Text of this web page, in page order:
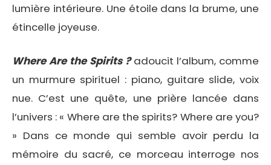
lumière intérieure. Une étoile dans la brume, une
étincelle joyeuse.
Where Are the Spirits ?adoucit l’album, comme
un murmure spirituel : piano, guitare slide, voix
nue. C’est une quête, une prière lancée dans
l’univers : « Where are the spirits? Where are you?
» Dans ce monde qui semble avoir perdu la
mémoire du sacré, ce morceau interroge nos